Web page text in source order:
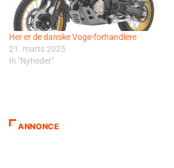
Her er de danske Voge-forhandlere
21. marts 2025
In "Nyheder"
ANNONCE